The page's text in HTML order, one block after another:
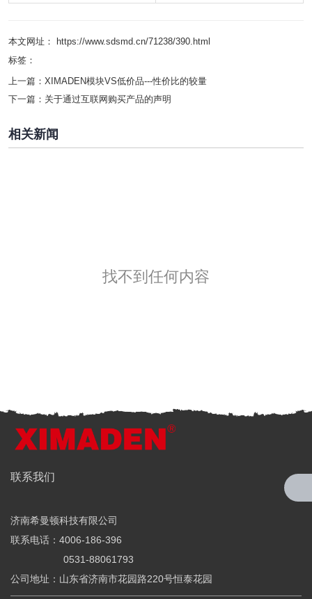
本文网址： https://www.sdsmd.cn/71238/390.html
标签：
上一篇： XIMADEN模块VS低价品---性价比的较量
下一篇： 关于通过互联网购买产品的声明
相关新闻
找不到任何内容
全国服务热线
联系我们
济南希曼顿科技有限公司
联系电话：4006-186-396
0531-88061793
公司地址：山东省济南市花园路220号恒泰花园